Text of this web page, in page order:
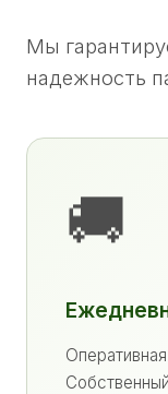
Мы
надежность
🚚